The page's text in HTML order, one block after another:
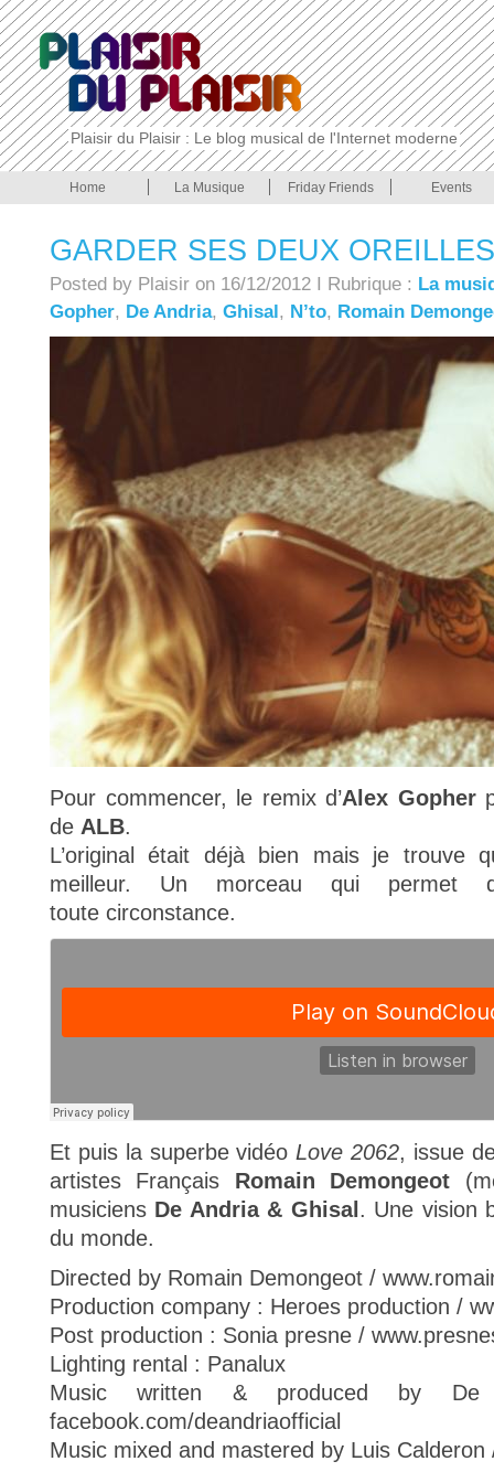
Plaisir du Plaisir : Le blog musical de l'Internet moderne
Home La Musique Friday Friends Events
GARDER SES DEUX
Posted by Plaisir on 16/12/2012 I Rubrique : La
Gopher, De Andria, Ghisal, N’to, Romain
Pour commencer, le remix d’Alex Gopher
de ALB.
L’original était déjà bien mais je trouve
meilleur. Un morceau qui permet
toute circonstance.
Et puis la superbe vidéo Love 2062, issue
artistes Français Romain Demongeot
musiciens De Andria & Ghisal . Une vision
du monde.
Directed by Romain Demongeot /
Production company : Heroes production /
Post production : Sonia presne /
Lighting rental : Panalux
Music written & produced by
facebook.com/deandriaofficial
Music mixed and mastered by Luis